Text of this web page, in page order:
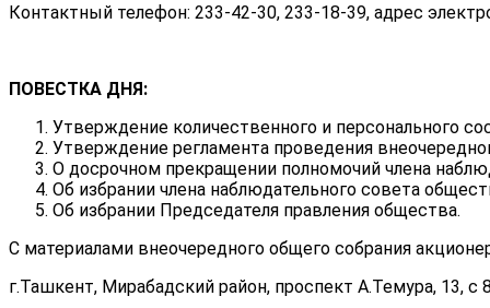
Контактный телефон: 233-42-30, 233-18-39, адрес
ПОВЕСТКА ДНЯ:
Утверждение количественного и персонального
Утверждение регламента проведения
О досрочном прекращении полномочий члена
Об избрании члена наблюдательного совета
Об избрании Председателя правления общества.
С материалами внеочередного общего собрания
г.Ташкент, Мирабадский район, проспект А.Темура, 13, с